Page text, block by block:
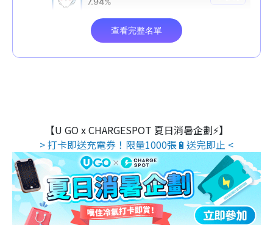
【U GO x CHARGESPOT 夏日消暑企劃⚡】
> 打卡即送充電券！限量1000張🔋送完即止 <